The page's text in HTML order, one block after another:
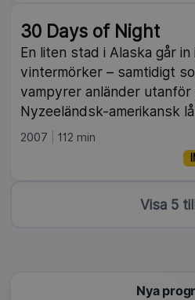
30 Days of Night
En liten stad i Alaska går in
vintermörker – samtidigt
vampyrer anländer
Nyzeeländsk-amerikansk
2007 112 min
Visa 5
Nya